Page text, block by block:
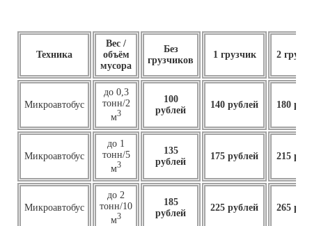
Техника
Вес /
объём
мусора
Без
грузчиков
1 грузчик 2
Микроавтобус
до 0,3
тонн/2
м3
100
рублей
140 рублей 180
Микроавтобус
до 1
тонн/5
м3
135
рублей
175 рублей 215
Микроавтобус
до 2
тонн/10
м3
185
рублей
225 рублей 265